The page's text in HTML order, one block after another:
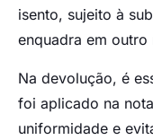
isento, sujeito à
enquadra em
Na devolução, é
foi aplicado na
uniformidade e